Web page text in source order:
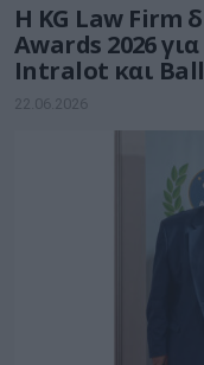
Η KG Law Firm
Awards 2026
Intralot και
22.06.2026